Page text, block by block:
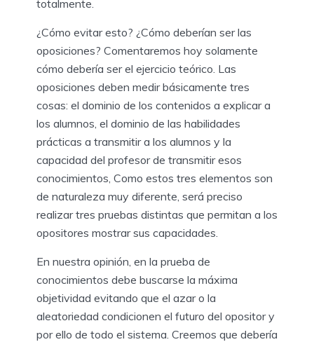
totalmente.
¿Cómo evitar esto? ¿Cómo deberían ser las
oposiciones? Comentaremos hoy solamente
cómo debería ser el ejercicio teórico. Las
oposiciones deben medir básicamente tres
cosas: el dominio de los contenidos a explicar a
los alumnos, el dominio de las habilidades
prácticas a transmitir a los alumnos y la
capacidad del profesor de transmitir esos
conocimientos, Como estos tres elementos son
de naturaleza muy diferente, será preciso
realizar tres pruebas distintas que permitan a los
opositores mostrar sus capacidades.
En nuestra opinión, en la prueba de
conocimientos debe buscarse la máxima
objetividad evitando que el azar o la
aleatoriedad condicionen el futuro del opositor y
por ello de todo el sistema. Creemos que debería